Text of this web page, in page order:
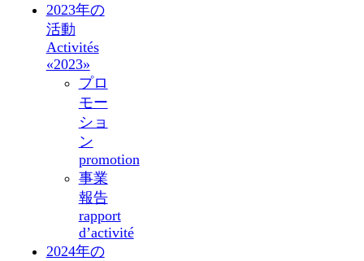
2023年の
活動
Activités
«2023»
プロ
モー
ショ
ン
promotion
事業
報告
rapport
d’activité
2024年の